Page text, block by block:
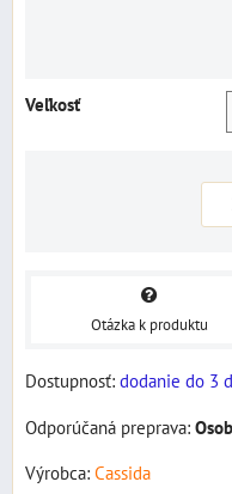
Veľkosť
Otázka k produktu
Dostupnosť: dodanie do 3
Výrobca: Cassida